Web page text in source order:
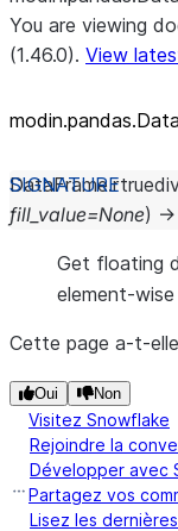
You are viewing
(1.46.0). View
DataFrame.
fill_value=None) →
Get floating
element-
Cette page a-t-
Oui Non
Visitez Snowflake
Rejoindre la
Développer avec
Partagez vos
Lisez les